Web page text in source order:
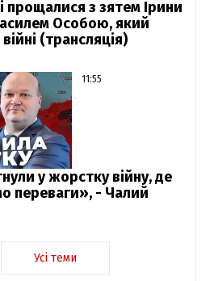
прощалися з зятем Ірини
Особою, який
(трансляція)
11:55
у жорстку війну, де
переваги», - Чалий
Усі теми